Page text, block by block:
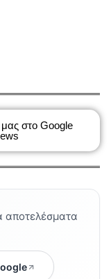
στο Google
αποτελέσματα